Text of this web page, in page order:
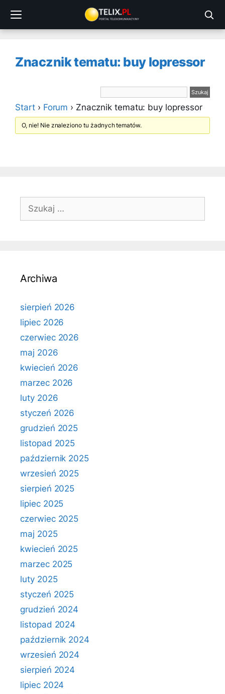
treści
Znacznik tematu: buy lopressor
Start › Forum › Znacznik tematu: buy lopressor
O, nie! Nie znaleziono tu żadnych tematów.
Szukaj:
Archiwa
sierpień 2026
lipiec 2026
czerwiec 2026
maj 2026
kwiecień 2026
marzec 2026
luty 2026
styczeń 2026
grudzień 2025
listopad 2025
październik 2025
wrzesień 2025
sierpień 2025
lipiec 2025
czerwiec 2025
maj 2025
kwiecień 2025
marzec 2025
luty 2025
styczeń 2025
grudzień 2024
listopad 2024
październik 2024
wrzesień 2024
sierpień 2024
lipiec 2024